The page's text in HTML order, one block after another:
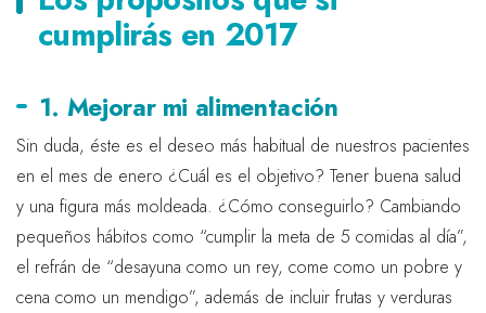
cumplirás en 2017
1. Mejorar mi alimentación
Sin duda, éste es el deseo más habitual de nuestros pacientes
en el mes de enero ¿Cuál es el objetivo? Tener buena salud
y una figura más moldeada. ¿Cómo conseguirlo? Cambiando
pequeños hábitos como “cumplir la meta de 5 comidas al día”,
el refrán de “desayuna como un rey, come como un pobre y
cena como un mendigo”, además de incluir frutas y verduras